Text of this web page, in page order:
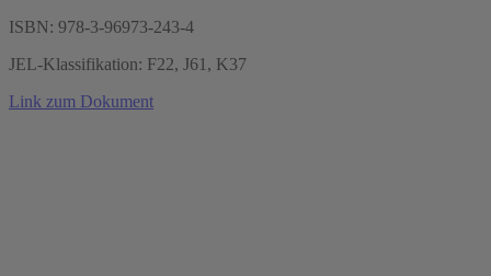
ISBN: 978-3-96973-243-4
JEL-Klassifikation: F22, J61, K37
Link zum Dokument